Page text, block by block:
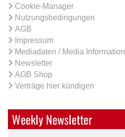
Cookie-Manager
Nutzungsbedingungen
AGB
Impressum
Mediadaten / Media Information
Newsletter
AGB Shop
Verträge hier kündigen
Weekly Newsletter